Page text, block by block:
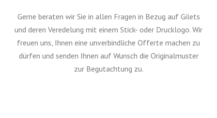
Gerne beraten wir Sie in allen Fragen in Bezug auf Gilets
und deren Veredelung mit einem Stick- oder Drucklogo. Wir
freuen uns, Ihnen eine unverbindliche Offerte machen zu
dürfen und senden Ihnen auf Wunsch die Originalmuster
zur Begutachtung zu.